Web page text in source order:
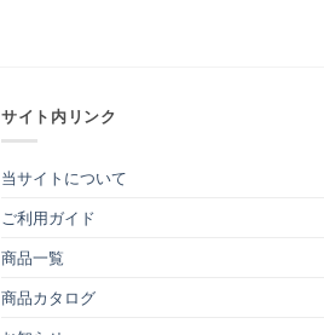
サイト内リンク
当サイトについて
ご利用ガイド
商品一覧
商品カタログ